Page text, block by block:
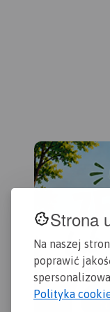
Strona
Na naszej
poprawić
Polityka